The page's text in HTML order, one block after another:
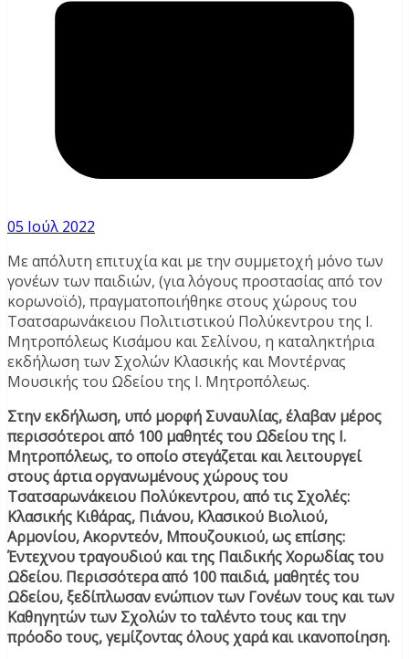
05 Ιούλ 2022
Με απόλυτη επιτυχία και με την συμμετοχή μόνο των
γονέων των παιδιών, (για λόγους προστασίας από τον
κορωνοϊό), πραγματοποιήθηκε στους χώρους του
Τσατσαρωνάκειου Πολιτιστικού Πολύκεντρου της Ι.
Μητροπόλεως Κισάμου και Σελίνου, η καταληκτήρια
εκδήλωση των Σχολών Κλασικής και Μοντέρνας
Μουσικής του Ωδείου της Ι. Μητροπόλεως.
Στην εκδήλωση, υπό μορφή Συναυλίας, έλαβαν μέρος
περισσότεροι από 100 μαθητές του Ωδείου της Ι.
Μητροπόλεως, το οποίο στεγάζεται και λειτουργεί
στους άρτια οργανωμένους χώρους του
Τσατσαρωνάκειου Πολύκεντρου, από τις Σχολές:
Κλασικής Κιθάρας, Πιάνου, Κλασικού Βιολιού,
Αρμονίου, Ακορντεόν, Μπουζουκιού, ως επίσης:
Έντεχνου τραγουδιού και της Παιδικής Χορωδίας του
Ωδείου. Περισσότερα από 100 παιδιά, μαθητές του
Ωδείου, ξεδίπλωσαν ενώπιον των Γονέων τους και των
Καθηγητών των Σχολών το ταλέντο τους και την
πρόοδο τους, γεμίζοντας όλους χαρά και ικανοποίηση.